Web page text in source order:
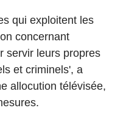
qui exploitent les
concernant
servir leurs propres
et criminels', a
allocution télévisée,